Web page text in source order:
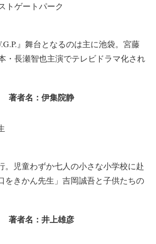
トゲートパーク
』舞台となるのは主に池袋。宮藤
・長瀬智也主演でテレビドラマ化され
著者名：伊集院静
。児童わずか七人の小さな小学校に赴
をきかん先生」吉岡誠吾と子供たちの
著者名：井上雄彦